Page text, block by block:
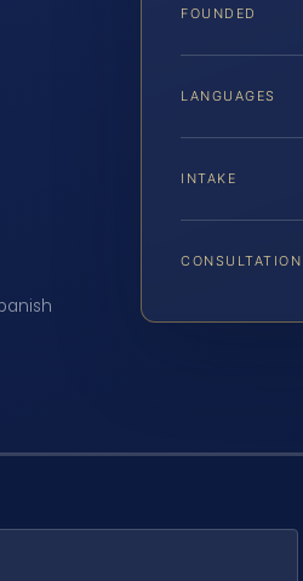
FOUNDED
LANGUAGES
INTAKE
CONSULTATION